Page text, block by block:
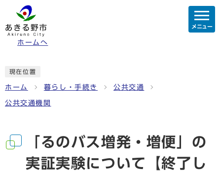
ホームへ
メニュー
現在位置
ホーム 暮らし・手続き 公共交通
公共交通機関
「るのバス増発・増便」の
実証実験について【終了し